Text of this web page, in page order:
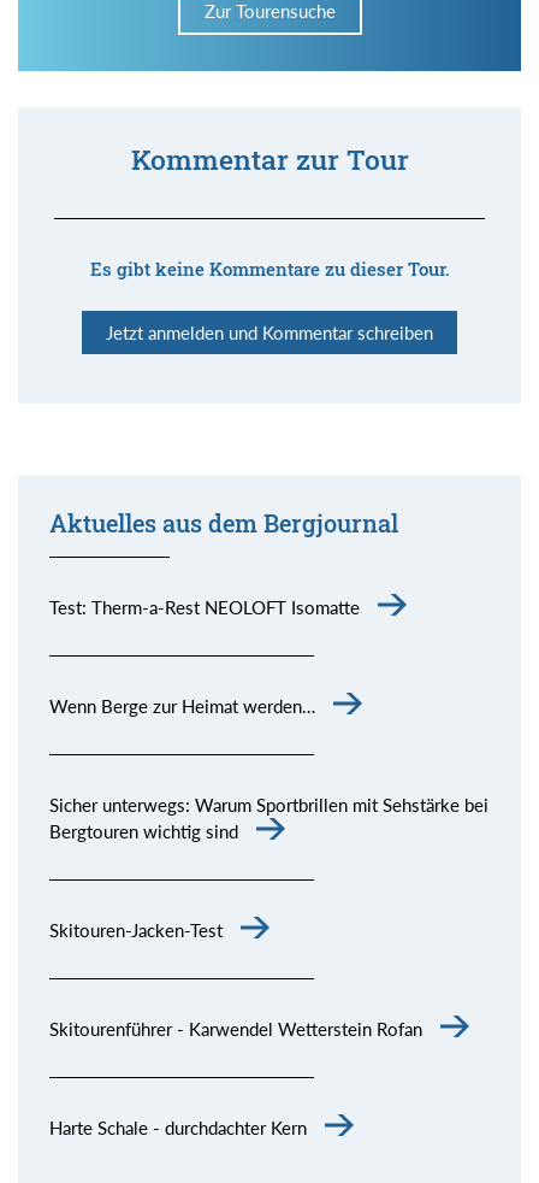
Zur Tourensuche
Kommentar zur Tour
Es gibt keine Kommentare zu dieser Tour.
Jetzt anmelden und Kommentar schreiben
Aktuelles aus dem Bergjournal
Test: Therm-a-Rest NEOLOFT Isomatte
Wenn Berge zur Heimat werden…
Sicher unterwegs: Warum Sportbrillen mit Sehstärke bei
Bergtouren wichtig sind
Skitouren-Jacken-Test
Skitourenführer - Karwendel Wetterstein Rofan
Harte Schale - durchdachter Kern